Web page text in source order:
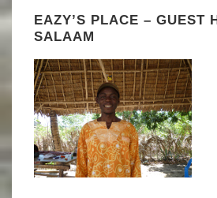
EAZY’S PLACE – GUEST
SALAAM